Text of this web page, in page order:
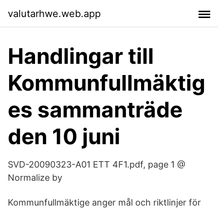
valutarhwe.web.app
Handlingar till
Kommunfullmäktig
es sammanträde
den 10 juni
SVD-20090323-A01 ETT 4F1.pdf, page 1 @
Normalize by
Kommunfullmäktige anger mål och riktlinjer för